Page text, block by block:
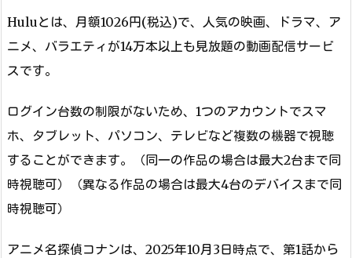
Huluとは、月額1026円(税込)で、人気の映画、ドラマ、ア
ニメ、バラエティが14万本以上も見放題の動画配信サービ
スです。
ログイン台数の制限がないため、1つのアカウントでスマ
ホ、タブレット、パソコン、テレビなど複数の機器で視聴
することができます。（同一の作品の場合は最大2台まで同
時視聴可）（異なる作品の場合は最大4台のデバイスまで同
時視聴可）
アニメ名探偵コナンは、2025年10月3日時点で、第1話から